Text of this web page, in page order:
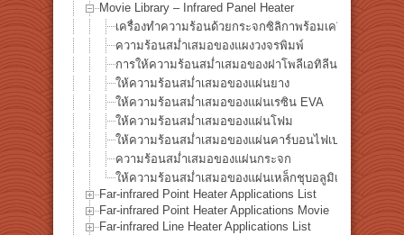
Movie Library – Infrared Panel Heater
เครื่องทำความร้อนด้วยกระจกซิลิกาพร้อมเครื่องทำความ
ความร้อนสม่ำเสมอของแผงวงจรพิมพ์
การให้ความร้อนสม่ำเสมอของฝาโพลีเอทิลีน
ให้ความร้อนสม่ำเสมอของแผ่นยาง
ให้ความร้อนสม่ำเสมอของแผ่นเรซิน EVA
ให้ความร้อนสม่ำเสมอของแผ่นโฟม
ให้ความร้อนสม่ำเสมอของแผ่นคาร์บอนไฟเบอร์
ความร้อนสม่ำเสมอของแผ่นกระจก
ให้ความร้อนสม่ำเสมอของแผ่นเหล็กชุบอลูมิเนียม
Far-infrared Point Heater Applications List
Far-infrared Point Heater Applications Movie
Far-infrared Line Heater Applications List